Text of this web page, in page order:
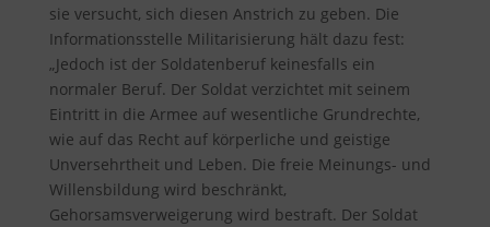
sie versucht, sich diesen Anstrich zu geben. Die
Informationsstelle Militarisierung hält dazu fest:
„Jedoch ist der Soldatenberuf keinesfalls ein
normaler Beruf. Der Soldat verzichtet mit seinem
Eintritt in die Armee auf wesentliche Grundrechte,
wie auf das Recht auf körperliche und geistige
Unversehrtheit und Leben. Die freie Meinungs- und
Willensbildung wird beschränkt,
Gehorsamsverweigerung wird bestraft. Der Soldat